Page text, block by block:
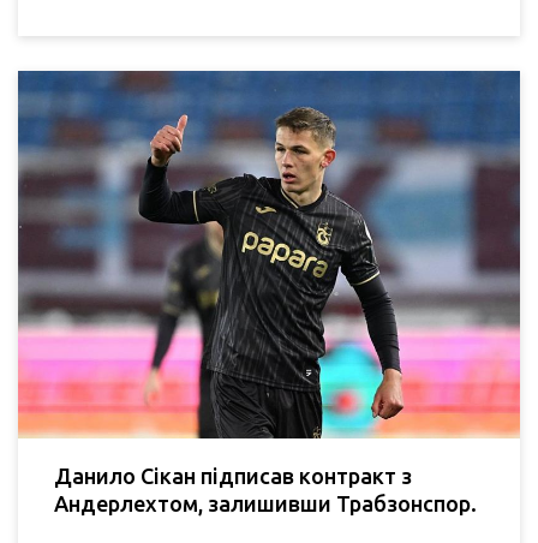
Данило Сікан підписав контракт з
Андерлехтом, залишивши Трабзонспор.